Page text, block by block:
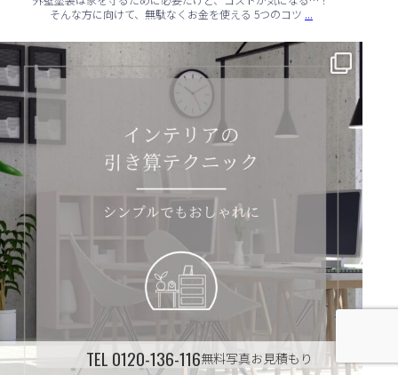
そんな方に向けて、無駄なくお金を使える 5つのコツ ...
✨ シンプルでもおしゃれ！インテリアの引き算テクニック ✨
...
TEL 0120-136-116無料写真お見積もり